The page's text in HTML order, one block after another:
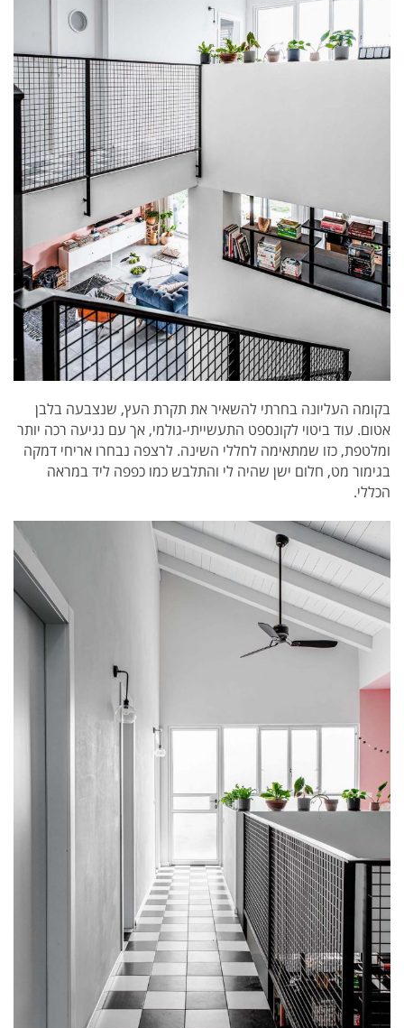
בקומה העליונה בחרתי להשאיר את תקרת העץ, שנצבעה בלבן
אטום. עוד ביטוי לקונספט התעשייתי-גולמי, אך עם נגיעה רכה יותר
ומלטפת, כזו שמתאימה לחללי השינה. לרצפה נבחרו אריחי דמקה
בגימור מט, חלום ישן שהיה לי והתלבש כמו כפפה ליד במראה
הכללי.